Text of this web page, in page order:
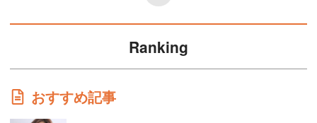
Ranking
おすすめ記事